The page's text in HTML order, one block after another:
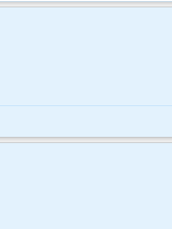
telefoniczny z klientami; Profesjonalna